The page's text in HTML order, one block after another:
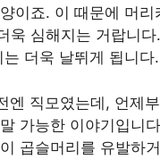
이죠. 이 때문에 머
심해지는 거랍니
더욱 날뛰게 됩니다.
직모였는데, 언제
가능한 이야기입니
곱슬머리를 유발하